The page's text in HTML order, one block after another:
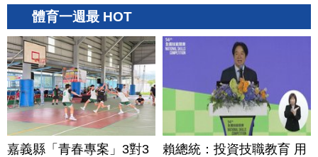
體育一週最 HOT
嘉義縣「青春專案」3對3
賴總統：投資技職教育 用